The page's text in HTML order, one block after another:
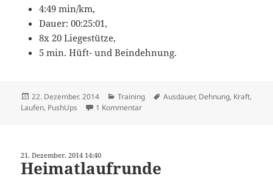
4:49 min/km,
Dauer: 00:25:01,
8x 20 Liegestütze,
5 min. Hüft- und Beindehnung.
Veröffentlicht
am
22. Dezember. 2014 Kategorien
Training Schlagwörter
Ausdauer, Dehnung, Kraft,
Laufen, PushUps 1 Kommentarzu Heimatlaufrunde die Zweite
21. Dezember. 2014 14:40
Heimatlaufrunde